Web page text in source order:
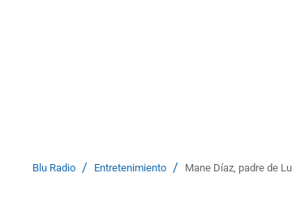
Blu Radio / Entretenimiento / Mane Díaz, padre de